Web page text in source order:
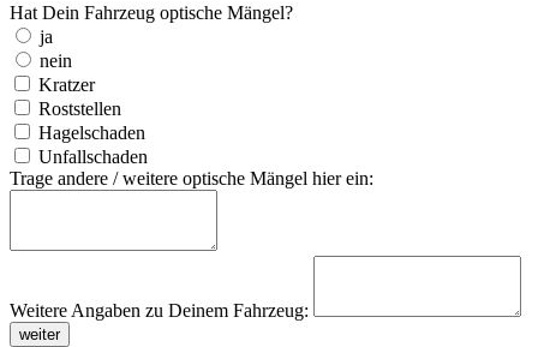
Hat Dein Fahrzeug optische Mängel?
ja
nein
Kratzer
Roststellen
Hagelschaden
Unfallschaden
Trage andere / weitere optische Mängel hier ein:
Weitere Angaben zu Deinem Fahrzeug:
weiter